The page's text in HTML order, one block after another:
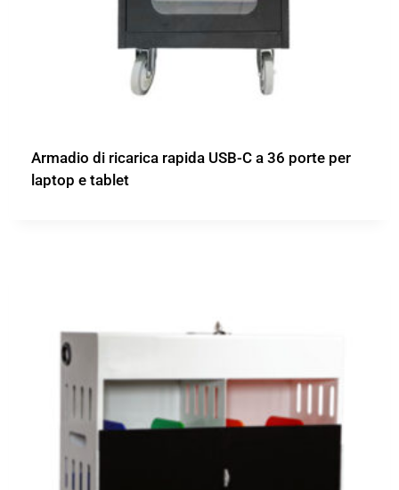
Armadio di ricarica rapida USB-C a 36 porte per
laptop e tablet